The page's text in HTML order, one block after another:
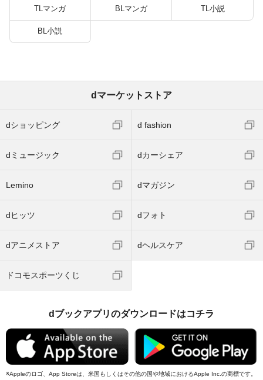
TLマンガ BLマンガ TL小説
BL小説
dマーケットストア
dショッピング d fashion
dミュージック dカーシェア
Lemino dマガジン
dヒッツ dフォト
dアニメストア dヘルスケア
ドコモスポーツくじ
dブックアプリのダウンロードはコチラ
Appleのロゴ、App Storeは、米国もしくはその他の国や地域におけるApple Inc.の商標です。